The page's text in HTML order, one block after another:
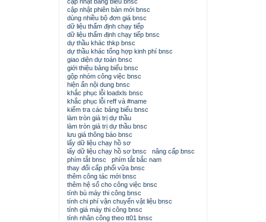
cập nhật phiên bản mới bnsc
dùng nhiều bộ đơn giá bnsc
dữ liệu thẩm định chạy tiếp
dữ liệu thẩm định chạy tiếp bnsc
dự thầu khác thkp bnsc
dự thầu khác tổng hợp kinh phí bnsc
giao diện dự toán bnsc
giới thiệu bảng biểu bnsc
gộp nhóm công việc bnsc
hiện ẩn nội dung bnsc
khắc phục lỗi loadxls bnsc
khắc phục lỗi reff và #name
kiểm tra các bảng biểu bnsc
làm tròn giá trị dự thầu
làm tròn giá trị dự thầu bnsc
lưu giá thông báo bnsc
lấy dữ liệu chạy hồ sơ
lấy dữ liệu chạy hồ sơ bnsc
nâng cấp bnsc
phím tắt bnsc
phím tắt bắc nam
thay đổi cấp phối vữa bnsc
thêm công tác mới bnsc
thêm hệ số cho công việc bnsc
tính bù máy thi công bnsc
tính chi phí vận chuyển vật liệu bnsc
tính giá máy thi công bnsc
tính nhân công theo tt01 bnsc